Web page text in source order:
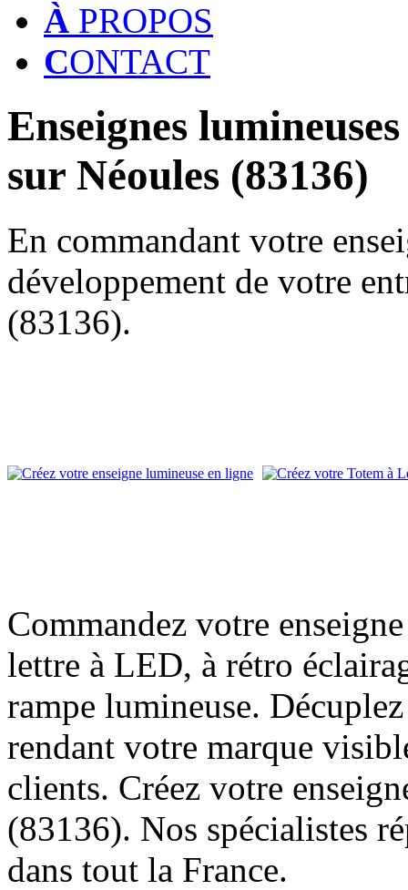
À PROPOS
CONTACT
Enseignes
sur Néoules (83136)
En commandant votre
développement de votre
(83136).
Commandez votre
lettre à LED, à rétro
rampe lumineuse.
rendant votre marque
clients. Créez votre
(83136). Nos spécialistes
dans tout la France.